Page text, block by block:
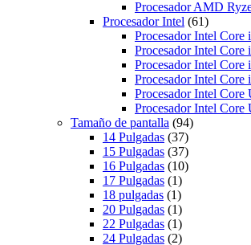
Procesador AMD
Procesador Intel (61)
Procesador Intel Core
Procesador Intel Core
Procesador Intel Core
Procesador Intel Core
Procesador Intel Core
Procesador Intel Core
Tamaño de pantalla (94)
14 Pulgadas (37)
15 Pulgadas (37)
16 Pulgadas (10)
17 Pulgadas (1)
18 pulgadas (1)
20 Pulgadas (1)
22 Pulgadas (1)
24 Pulgadas (2)